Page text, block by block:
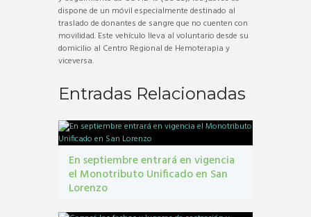
dispone de un móvil especialmente destinado al
traslado de donantes de sangre que no cuenten con
movilidad. Este vehículo lleva al voluntario desde su
domicilio al Centro Regional de Hemoterapia y
viceversa.
Entradas Relacionadas
En septiembre entrará en vigencia
el Monotributo Unificado en San
Lorenzo
Unificado